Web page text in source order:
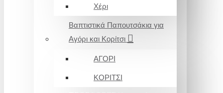
Χέρι
Βαπτιστικά Παπουτσάκια για
Αγόρι και Κορίτσι
ΑΓΟΡΙ
ΚΟΡΙΤΣΙ